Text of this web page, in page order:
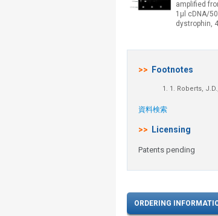
amplified
1µl cDNA/
dystrophin,
>> Footnotes
1. 1. Roberts,
資料検索
>> Licensing
Patents pending
ORDERING